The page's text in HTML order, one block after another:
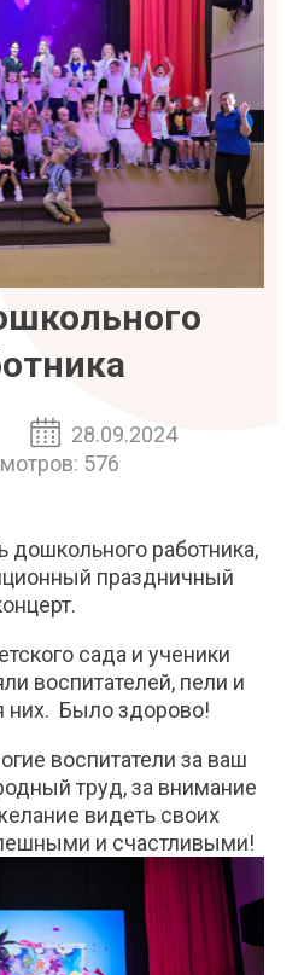
28.09.2024
576
дошкольного работника,
праздничный
сада и ученики
воспитателей, пели и
них. Было здорово!
воспитатели за ваш
труд, за внимание
видеть своих
и счастливыми!